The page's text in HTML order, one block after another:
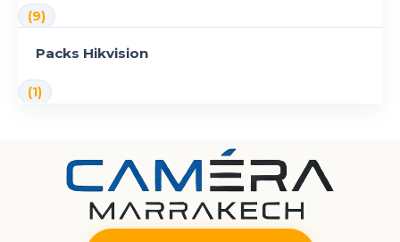
(9)
Packs Hikvision
(1)